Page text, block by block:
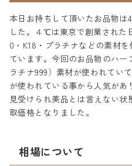
本日お持ちして頂いたお品物
した。４℃は東京で創業された
0・K18・プラチナなどの素材
ています。今回のお品物のハ
ラチナ999）素材が使われてい
が使われている事から人気が
見受けられ美品とは言えない
取価格となりました。
相場について